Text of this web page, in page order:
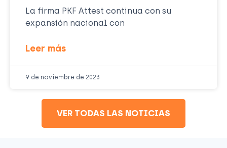
La firma PKF Attest continua con su
expansión nacional con
Leer más
9 de noviembre de 2023
VER TODAS LAS NOTICIAS